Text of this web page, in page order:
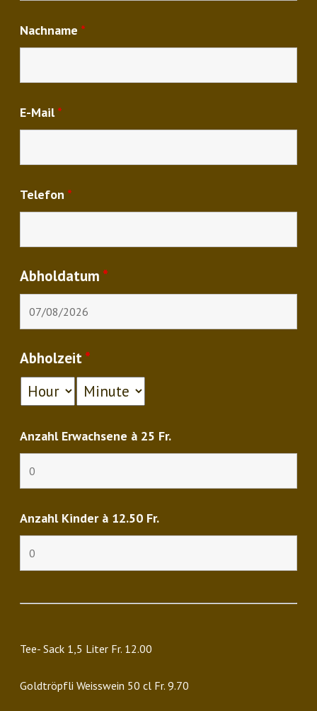
Nachname *
E-Mail*
Telefon *
Abholdatum *
Abholzeit*
Anzahl Erwachsene à 25 Fr.
Anzahl Kinder à 12.50 Fr.
Tee- Sack 1,5 Liter Fr. 12.00
Goldtröpfli Weisswein 50 cl Fr. 9.70